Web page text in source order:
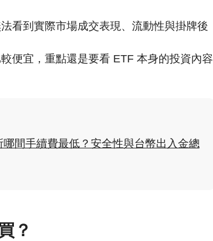
看到實際市場成交表現、流動性與掛牌後
便宜，重點還是要看 ETF 本身的投資內容
哪間手續費最低？安全性與台幣出入金總
？